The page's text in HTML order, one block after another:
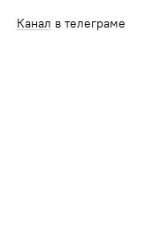
Канал в телеграме